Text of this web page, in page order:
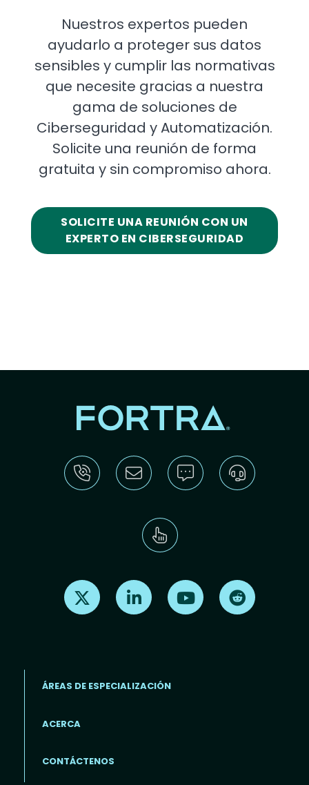
Nuestros expertos pueden
ayudarlo a proteger sus datos
sensibles y cumplir las normativas
que necesite gracias a nuestra
gama de soluciones de
Ciberseguridad y Automatización.
Solicite una reunión de forma
gratuita y sin compromiso ahora.
SOLICITE UNA REUNIÓN CON UN
EXPERTO EN CIBERSEGURIDAD
Find us on X Find us on LinkedInFind us on Youtube
Footer menu (ES)
ÁREAS DE ESPECIALIZACIÓN
ACERCA
CONTÁCTENOS